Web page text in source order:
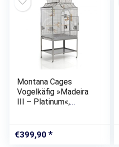
Montana Cages
Vogelkäfig »Madeira
III – Platinum«,
waagerechte
Verdrahtung &
€399,90